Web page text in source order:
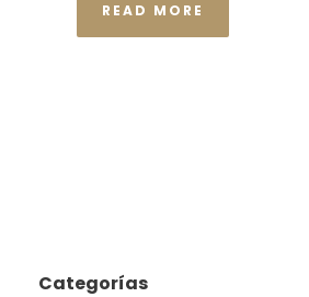
READ MORE
Categorías